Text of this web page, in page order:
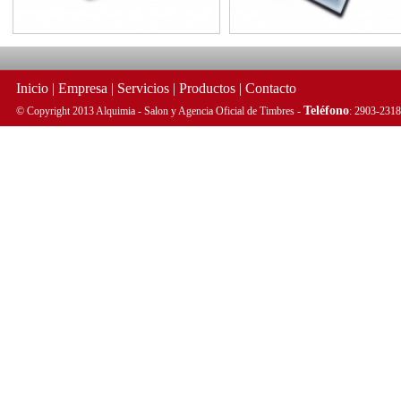
Inicio | Empresa | Servicios | Productos | Contacto
© Copyright 2013 Alquimia - Salon y Agencia Oficial de Timbres - Teléfono: 2903-